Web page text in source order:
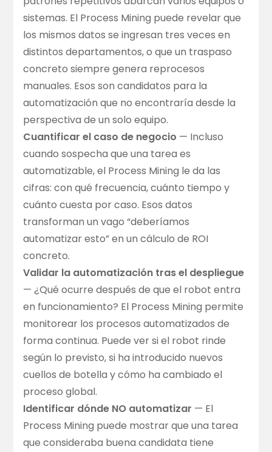
sistemas. El Process Mining puede revelar que
los mismos datos se ingresan tres veces en
distintos departamentos, o que un traspaso
concreto siempre genera reprocesos
manuales. Esos son candidatos para la
automatización que no encontraría desde la
perspectiva de un solo equipo.
Cuantificar el caso de negocio — Incluso
cuando sospecha que una tarea es
automatizable, el Process Mining le da las
cifras: con qué frecuencia, cuánto tiempo y
cuánto cuesta por caso. Esos datos
transforman un vago “deberíamos
automatizar esto” en un cálculo de ROI
concreto.
Validar la automatización tras el despliegue
— ¿Qué ocurre después de que el robot entra
en funcionamiento? El Process Mining permite
monitorear los procesos automatizados de
forma continua. Puede ver si el robot rinde
según lo previsto, si ha introducido nuevos
cuellos de botella y cómo ha cambiado el
proceso global.
Identificar dónde NO automatizar — El
Process Mining puede mostrar que una tarea
que consideraba buena candidata tiene